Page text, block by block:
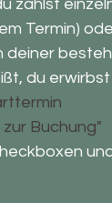
zahlst
Termin)
deiner
du
Buchung"